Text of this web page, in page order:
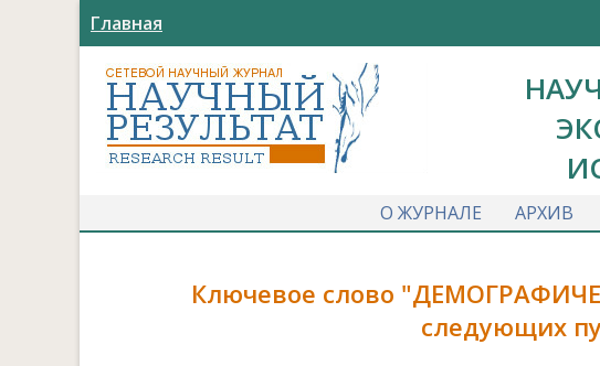
Главная
О ЖУРНАЛЕ
АРХИВ
Ключевое слово
следующих